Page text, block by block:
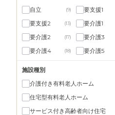
自立
(9) 要支援1
要支援2 (13) 要介護1
要介護2 (17) 要介護3
要介護4 (18) 要介護5
施設種別
介護付き有料老人ホーム
住宅型有料老人ホーム
サービス付き高齢者向け住宅